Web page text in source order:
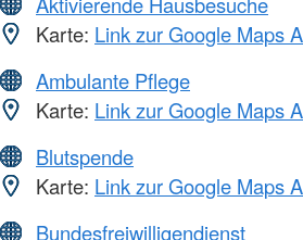
Karte: Link zur Google Maps
Ambulante Pflege
Karte: Link zur Google Maps
Blutspende
Karte: Link zur Google Maps
Bundesfreiwilligendienst